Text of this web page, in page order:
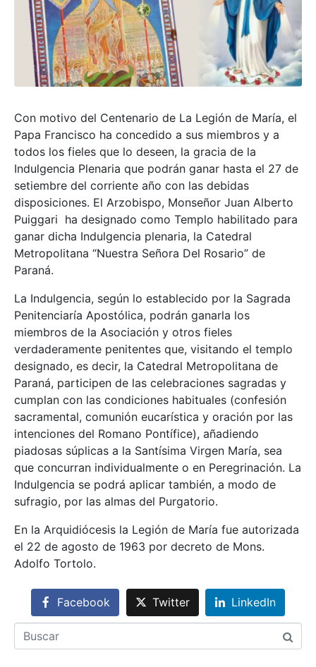
Con motivo del Centenario de La Legión de María, el
Papa Francisco ha concedido a sus miembros y a
todos los fieles que lo deseen, la gracia de la
Indulgencia Plenaria que podrán ganar hasta el 27 de
setiembre del corriente año con las debidas
disposiciones. El Arzobispo, Monseñor Juan Alberto
Puiggari ha designado como Templo habilitado para
ganar dicha Indulgencia plenaria, la Catedral
Metropolitana “Nuestra Señora Del Rosario” de
Paraná.
La Indulgencia, según lo establecido por la Sagrada
Penitenciaría Apostólica, podrán ganarla los
miembros de la Asociación y otros fieles
verdaderamente penitentes que, visitando el templo
designado, es decir, la Catedral Metropolitana de
Paraná, participen de las celebraciones sagradas y
cumplan con las condiciones habituales (confesión
sacramental, comunión eucarística y oración por las
intenciones del Romano Pontífice), añadiendo
piadosas súplicas a la Santísima Virgen María, sea
que concurran individualmente o en Peregrinación. La
Indulgencia se podrá aplicar también, a modo de
sufragio, por las almas del Purgatorio.
En la Arquidiócesis la Legión de María fue autorizada
el 22 de agosto de 1963 por decreto de Mons.
Adolfo Tortolo.
Facebook Twitter LinkedIn